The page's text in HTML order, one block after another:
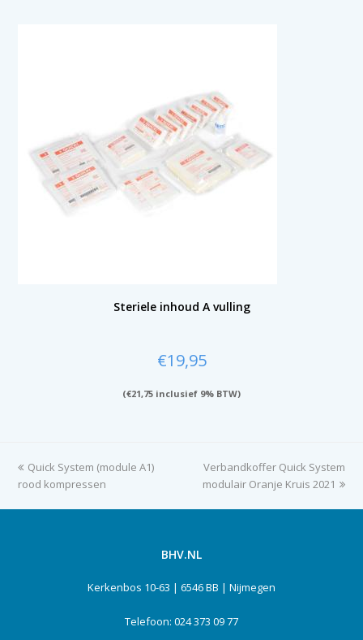
Steriele inhoud A vulling
€19,95
(€21,75 inclusief 9% BTW)
previous
post:
Quick System (module A1)
rood kompressen
next
post:
Verbandkoffer Quick System
modulair Oranje Kruis 2021
BHV.NL
Kerkenbos 10-63 | 6546 BB | Nijmegen
Telefoon: 024 373 09 77